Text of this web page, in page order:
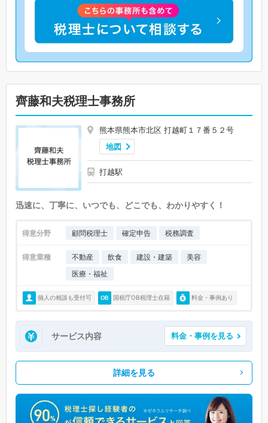
齊藤和夫税理士事務所
熊本県熊本市北区 打越町１７番５２号
地図
打越駅
迅速に、丁寧に、いつでも、どこでも、わかりやすく！
得意分野 顧問税理士 確定申告 税務調査
得意業種 不動産 飲食 建設・建築
美容
医療・福祉
個人の相談も受付可 国税庁OB税理士在籍 料金・事例あり
サービス内容 料金・事例を見る
詳細を見る